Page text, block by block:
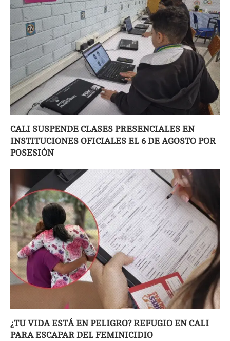
CALI SUSPENDE CLASES PRESENCIALES EN
INSTITUCIONES OFICIALES EL 6 DE AGOSTO POR
POSESIÓN
¿TU VIDA ESTÁ EN PELIGRO? REFUGIO EN CALI
PARA ESCAPAR DEL FEMINICIDIO